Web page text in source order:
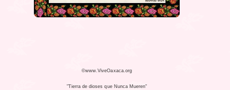
©www.ViveOaxaca.org
"Tierra de dioses que Nunca Mueren"